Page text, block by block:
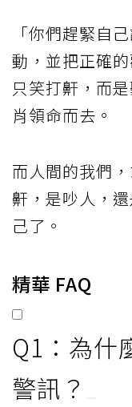
「你們趕緊自
動，並把正確
只笑打鼾，而
肖領命而去。
而人間的我們
鼾，是吵人，
己了。
精華 FAQ
Q1：為什
警訊？